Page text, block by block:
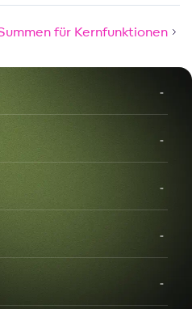
für Kernfunktionen